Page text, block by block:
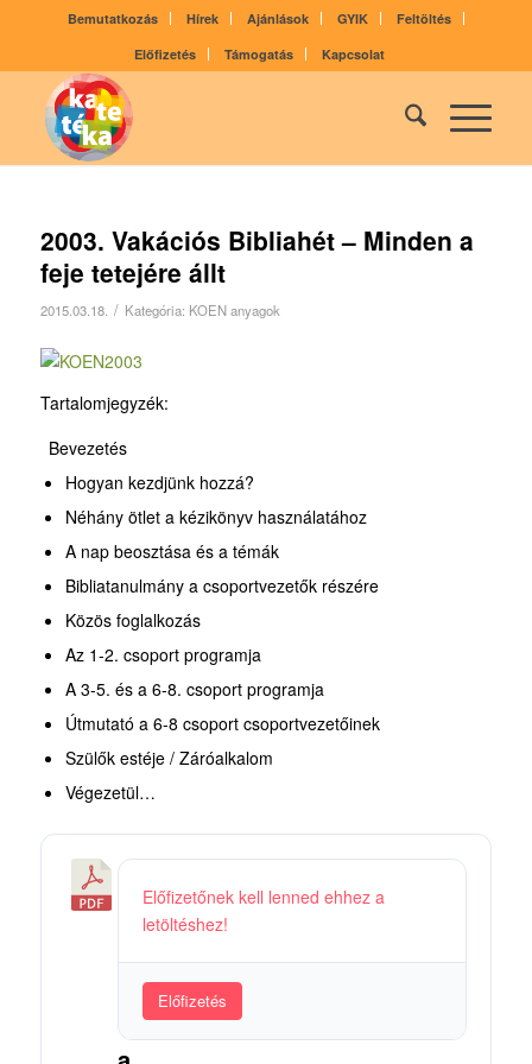
Bemutatkozás Hírek Ajánlások GYIK
Feltöltés
Előfizetés
Támogatás Kapcsolat
2003. Vakációs Bibliahét – Minden a
feje tetejére állt
2015.03.18. / Kategória: KOEN anyagok
Tartalomjegyzék:
Bevezetés
Hogyan kezdjünk hozzá?
Néhány ötlet a kézikönyv használatához
A nap beosztása és a témák
Bibliatanulmány a csoportvezetők részére
Közös foglalkozás
Az 1-2. csoport programja
A 3-5. és a 6-8. csoport programja
Útmutató a 6-8 csoport csoportvezetőinek
Szülők estéje / Záróalkalom
Végezetül…
2
3
V
Előfizetőnek kell lenned ehhez a
letöltéshez!
Előfizetés